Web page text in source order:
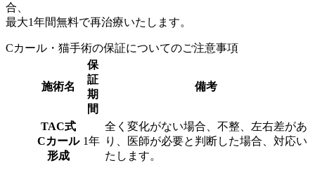
合、
最大1年間無料で再治療いたします。
Cカール・猫手術の保証についてのご注意事項
施術名
保
証
期
間
備考
TAC式
Cカール
形成
1年
全く変化がない場合、不整、左右差があ
り、医師が必要と判断した場合、対応い
たします。